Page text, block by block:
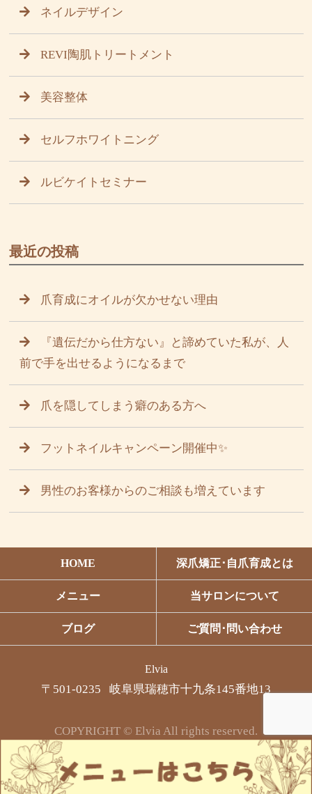
ネイルデザイン
REVI陶肌トリートメント
美容整体
セルフホワイトニング
ルビケイトセミナー
最近の投稿
爪育成にオイルが欠かせない理由
『遺伝だから仕方ない』と諦めていた私が、人
前で手を出せるようになるまで
爪を隠してしまう癖のある方へ
フットネイルキャンペーン開催中✨
男性のお客様からのご相談も増えています
HOME 深爪矯正･自爪育成とは
メニュー 当サロンについて
ブログ ご質問･問い合わせ
Elvia
〒501-0235 岐阜県瑞穂市十九条145番地13
COPYRIGHT © Elvia All rights reserved.